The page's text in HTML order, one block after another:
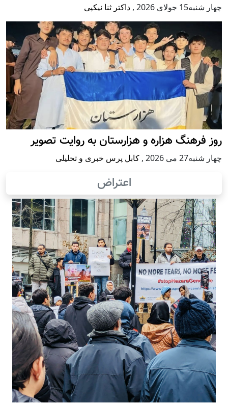
چهار شنبه15 جولای 2026 , داکتر ثنا نیکپی
روز فرهنگ هزاره و هزارستان به روایت تصویر
چهار شنبه27 می 2026 , کابل پرس خبری و تحلیلی
اعتراض